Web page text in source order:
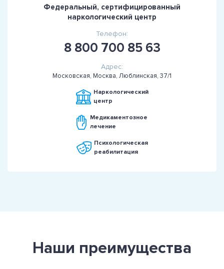
Федеральный, сертифицированный
наркологический центр
Телефон:
8 800 700 85 63
Адрес:
Московская, Москва, Люблинская, 37/1
Наркологический
центр
Медикаментозное
лечение
Психологическая
реабилитация
Наши преимущества